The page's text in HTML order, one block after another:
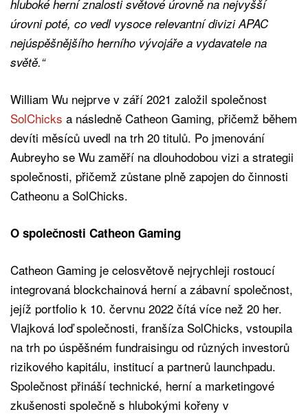
hluboké herní znalosti světové úrovně na nejvyšší
úrovni poté, co vedl vysoce relevantní divizi APAC
nejúspěšnějšího herního vývojáře a vydavatele na
světě.“
William Wu nejprve v září 2021 založil společnost
SolChicks a následně Catheon Gaming, přičemž během
devíti měsíců uvedl na trh 20 titulů. Po jmenování
Aubreyho se Wu zaměří na dlouhodobou vizi a strategii
společnosti, přičemž zůstane plně zapojen do činnosti
Catheonu a SolChicks.
O společnosti Catheon Gaming
Catheon Gaming je celosvětově nejrychleji rostoucí
integrovaná blockchainová herní a zábavní společnost,
jejíž portfolio k 10. červnu 2022 čítá více než 20 her.
Vlajková loď společnosti, franšíza SolChicks, vstoupila
na trh po úspěšném fundraisingu od různých investorů
rizikového kapitálu, institucí a partnerů launchpadu.
Společnost přináší technické, herní a marketingové
zkušenosti společně s hlubokými kořeny v